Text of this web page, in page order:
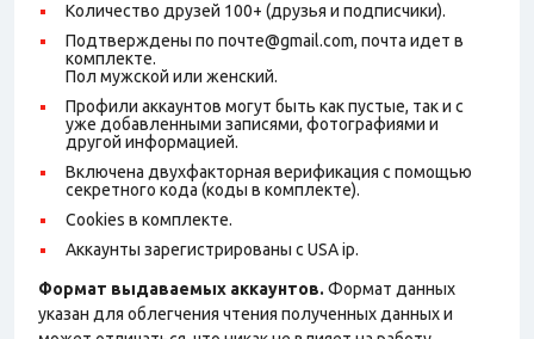
Количество друзей 100+ (друзья и подписчики).
Подтверждены по почте@gmail.com, почта идет в
комплекте.
Пол мужской или женский.
Профили аккаунтов могут быть как пустые, так и с
уже добавленными записями, фотографиями и
другой информацией.
Включена двухфакторная верификация с помощью
секретного кода (коды в комплекте).
Cookies в комплекте.
Аккаунты зарегистрированы с USA ip.
Формат выдаваемых аккаунтов. Формат данных
указан для облегчения чтения полученных данных и